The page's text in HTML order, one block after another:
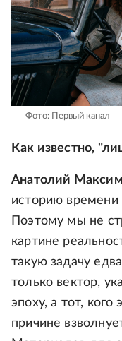
Фото: Первый канал
Как известно,
Анатолий
историю времени
Поэтому мы не
картине
такую задачу
только вектор,
эпоху, а тот,
причине